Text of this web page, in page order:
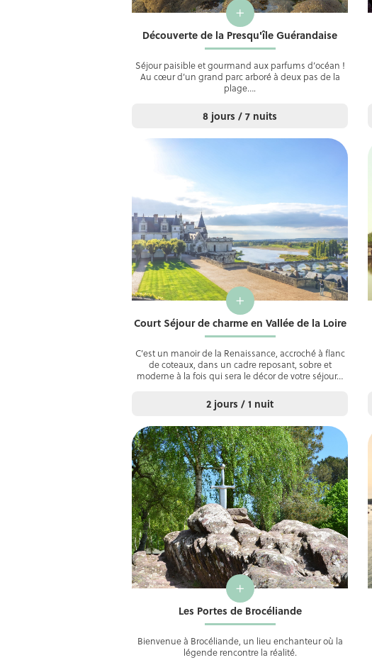
+
Découverte de la Presqu'île Guérandaise
Séjour paisible et gourmand aux parfums d’océan !
Au cœur d’un grand parc arboré à deux pas de la
plage….
8 jours / 7 nuits
+
Court Séjour de charme en Vallée de la Loire
C’est un manoir de la Renaissance, accroché à flanc
de coteaux, dans un cadre reposant, sobre et
moderne à la fois qui sera le décor de votre séjour…
2 jours / 1 nuit
+
Les Portes de Brocéliande
Bienvenue à Brocéliande, un lieu enchanteur où la
légende rencontre la réalité.